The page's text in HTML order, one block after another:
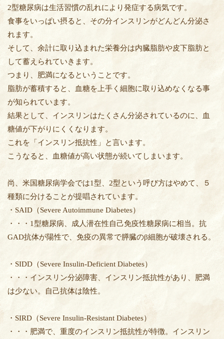
2型糖尿病は生活習慣の乱れにより発症する病気です。
食事をいっぱい摂ると、その分インスリンがどんどん分泌さ
れます。
そして、余計に取り込まれた栄養分は内臓脂肪や皮下脂肪と
して蓄えられていきます。
つまり、肥満になるということです。
脂肪が蓄積すると、血糖を上手く細胞に取り込めなくなる事
が知られています。
結果として、インスリンはたくさん分泌されているのに、血
糖値が下がりにくくなります。
これを「インスリン抵抗性」と言います。
こうなると、血糖値が高い状態が続いてしまいます。
尚、米国糖尿病学会では1型、2型という呼び方はやめて、５
種類に分けることが提唱されています。
・SAID（Severe Autoimmune Diabetes）
・・・1型糖尿病、成人潜在性自己免疫性糖尿病に相当。抗
GAD抗体が陽性で、免疫の異常で膵臓のβ細胞が破壊される。
・SIDD（Severe Insulin-Deficient Diabetes）
・・・インスリン分泌障害、インスリン抵抗性があり、肥満
は少ない。自己抗体は陰性。
・SIRD（Severe Insulin-Resistant Diabetes）
・・・肥満で、重度のインスリン抵抗性が特徴。インスリン